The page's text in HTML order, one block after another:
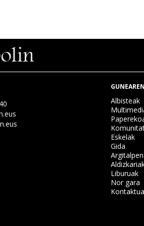
Albisteak
Eskelak
Gida
Liburuak
Nor gara
Kontaktua